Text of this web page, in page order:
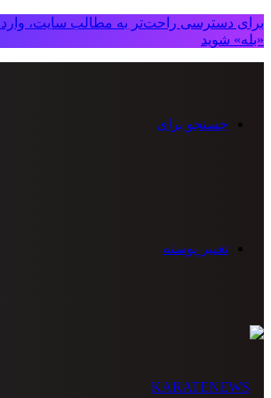
برای دسترسی راحت‌تر به مطالب سایت، وارد
«بله» شوید
جستجو برای
تغییر پوسته